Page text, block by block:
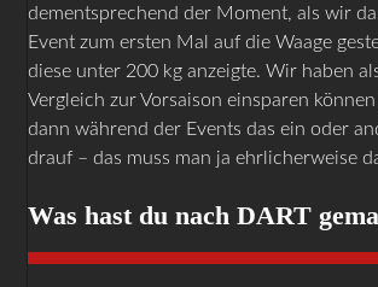
dementsprechend der Moment, als wir
Event zum ersten Mal auf die Waage
diese unter 200 kg anzeigte. Wir haben
Vergleich zur Vorsaison einsparen
dann während der Events das ein oder
drauf – das muss man ja ehrlicherweise
Was hast du nach DART